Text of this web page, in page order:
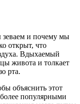
зеваем и почему мы
открыт, что
Вдыхаемый
живота и толкает
рта.
объяснить этот
популярными